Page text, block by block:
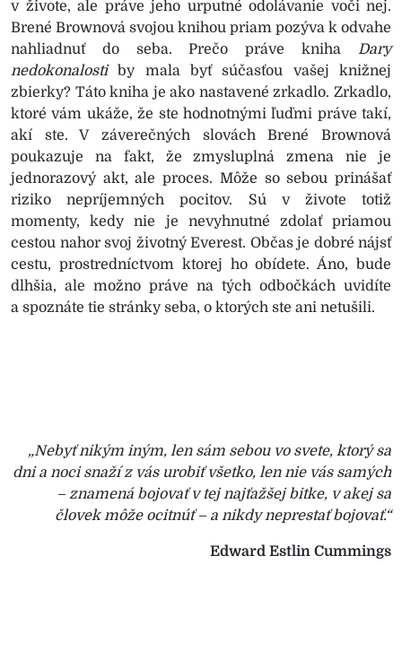
v živote, ale práve jeho urputné odolávanie voči nej.
Brené Brownová svojou knihou priam pozýva k odvahe
nahliadnuť do seba. Prečo práve kniha Dary
nedokonalostiby mala byť súčasťou vašej knižnej
zbierky? Táto kniha je ako nastavené zrkadlo. Zrkadlo,
ktoré vám ukáže, že ste hodnotnými ľuďmi práve takí,
akí ste. V záverečných slovách Brené Brownová
poukazuje na fakt, že zmysluplná zmena nie je
jednorazový akt, ale proces. Môže so sebou prinášať
riziko nepríjemných pocitov. Sú v živote totiž
momenty, kedy nie je nevyhnutné zdolať priamou
cestou nahor svoj životný Everest. Občas je dobré nájsť
cestu, prostredníctvom ktorej ho obídete. Áno, bude
dlhšia, ale možno práve na tých odbočkách uvidíte
a spoznáte tie stránky seba, o ktorých ste ani netušili.
„Nebyť nikým iným, len sám sebou vo svete, ktorý sa
dni a noci snaží z vás urobiť všetko, len nie vás samých
– znamená bojovať v tej najťažšej bitke, v akej sa
človek môže ocitnúť – a nikdy neprestať bojovať.“
Edward Estlin Cummings